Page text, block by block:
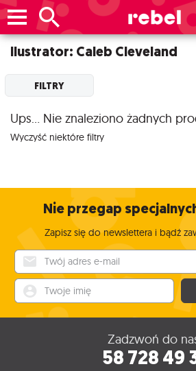
Ilustrator: Caleb Cleveland
FILTRY
Ups... Nie znaleziono żadnych
Wyczyść niektóre filtry
Nie przegap
Zapisz się do newslettera i bądź
Zadzwoń do
58 728 49